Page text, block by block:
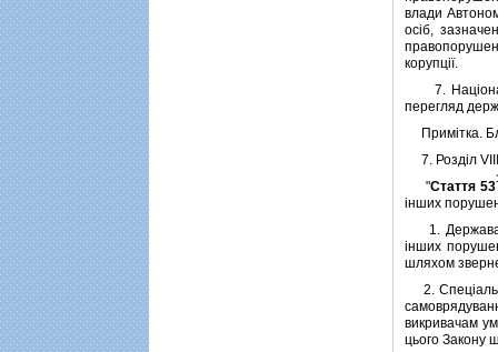
влади
осiб,
корупцiї.
7.
перегляд
Примiтка.
7. Роздiл
"Стаття 53
iнших
1. Держава
iнших
шляхом
2.
викривачам
цього Закону